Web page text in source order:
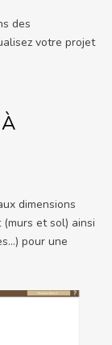
des
votre projet
dimensions
et sol) ainsi
pour une